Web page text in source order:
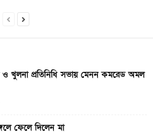
ও খুলনা প্রতিনিধি সভায় মেনন কমরেড অমল
ফেলে দিলেন মা